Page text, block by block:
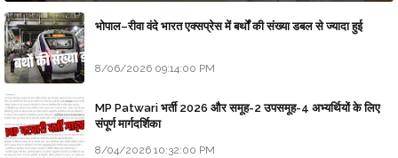
भोपाल–रीवा वंदे भारत एक्सप्रेस में बर्थों की संख्या डबल से ज्यादा हुई
8/06/2026 09:14:00 PM
MP Patwari भर्ती 2026 और समूह-2 उपसमूह-4 अभ्यर्थियों के लिए
संपूर्ण मार्गदर्शिका
8/04/2026 10:32:00 PM